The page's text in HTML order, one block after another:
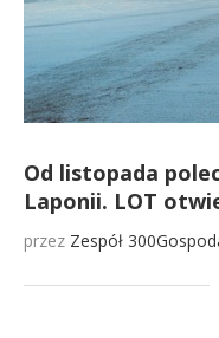
Od listopada
Laponii. LOT
przez Zespół